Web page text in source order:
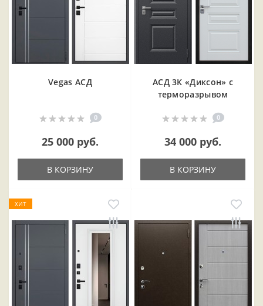
Vegas АСД
0
25 000 руб.
В КОРЗИНУ
АСД 3К «Диксон» с
терморазрывом
0
34 000 руб.
В КОРЗИНУ
ХИТ